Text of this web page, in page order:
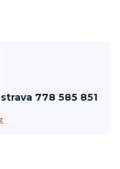
778 585 851